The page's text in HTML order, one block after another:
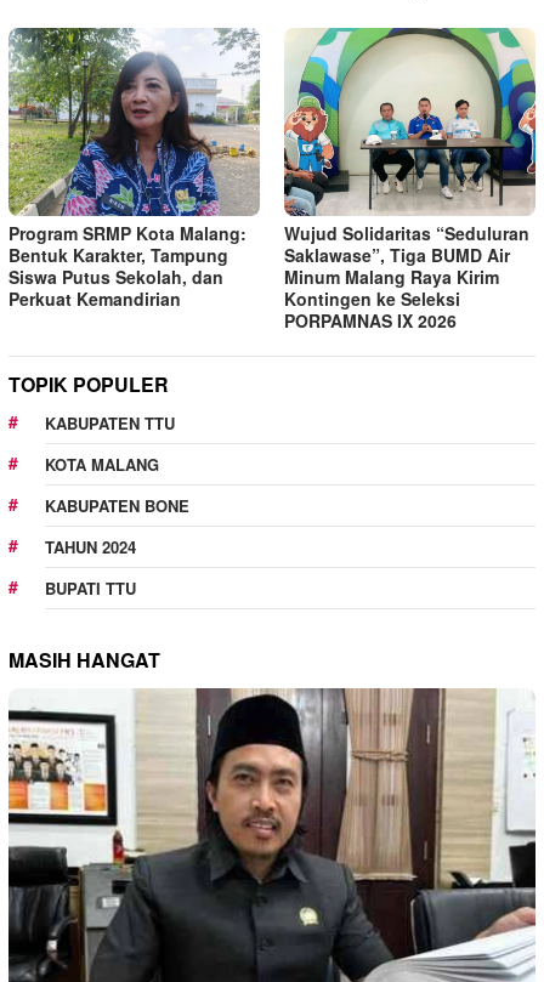
Program SRMP Kota Malang:
Bentuk Karakter, Tampung
Siswa Putus Sekolah, dan
Perkuat Kemandirian
Wujud Solidaritas “Seduluran
Saklawase”, Tiga BUMD Air
Minum Malang Raya Kirim
Kontingen ke Seleksi
PORPAMNAS IX 2026
TOPIK POPULER
KABUPATEN TTU
KOTA MALANG
KABUPATEN BONE
TAHUN 2024
BUPATI TTU
MASIH HANGAT